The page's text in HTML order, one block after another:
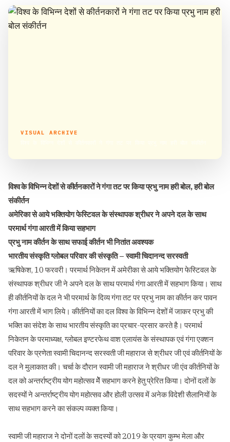
VISUAL ARCHIVE
विश्व के विभिन्न देशों से कीर्तनकारों ने गंगा तट पर किया प्रभु नाम हरी बोल, हरी बोल
संकीर्तन
अमेरिका से आये भक्तियोग फेस्टिवल के संस्थापक श्रीधर ने अपने दल के साथ
परमार्थ गंगा आरती में किया सहभाग
प्रभु नाम कीर्तन के साथ सफाई कीर्तन भी नितांत अवश्यक
भारतीय संस्कृति ग्लोबल परिवार की संस्कृति – स्वामी चिदानन्द सरस्वती
ऋषिकेश, 10 फरवरी। परमार्थ निकेतन में अमेरीका से आये भक्तियोग फेस्टिवल के
संस्थापक श्रीधर जी ने अपने दल के साथ परमार्थ गंगा आरती में सहभाग किया। साथ
ही कीर्तनियों के दल ने भी परमार्थ के दिव्य गंगा तट पर प्रभु नाम का कीर्तन कर पावन
गंगा आरती में भाग लिये। कीर्तनियों का दल विश्व के विभिन्न देशों में जाकर प्रभु की
भक्ति का संदेश के साथ भारतीय संस्कृति का प्रचार-प्रसार करते है। परमार्थ
निकेतन के परमाध्यक्ष, ग्लोबल इण्टरफेथ वाश एलायंस के संस्थापक एवं गंगा एक्शन
परिवार के प्रणेता स्वामी चिदानन्द सरस्वती जी महाराज से श्रीधर जी एवं कीर्तनियों के
दल ने मुलाकात की। चर्चा के दौरान स्वामी जी महाराज ने श्रीधर जी एंव कीर्तनियों के
दल को अन्तर्राष्ट्रीय योग महोत्सव मेेें सहभाग करने हेतु प्रेरित किया। दोनों दलों के
सदस्यों ने अन्तर्राष्ट्रीय योग महोत्सव और होली उत्सव में अनेक विदेशी सैलानियों के
साथ सहभाग करने का संकल्प व्यक्त किया।
स्वामी जी महाराज ने दोनों दलों के सदस्यों को 2019 के प्रयाग कुम्भ मेला और